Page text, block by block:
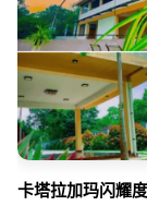
卡塔拉加玛闪耀